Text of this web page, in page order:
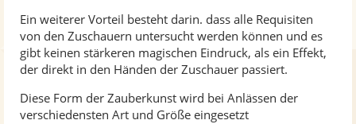
Ein weiterer Vorteil besteht darin. dass alle Requisiten
von den Zuschauern untersucht werden können und es
gibt keinen stärkeren magischen Eindruck, als ein Effekt,
der direkt in den Händen der Zuschauer passiert.
Diese Form der Zauberkunst wird bei Anlässen der
verschiedensten Art und Größe eingesetzt